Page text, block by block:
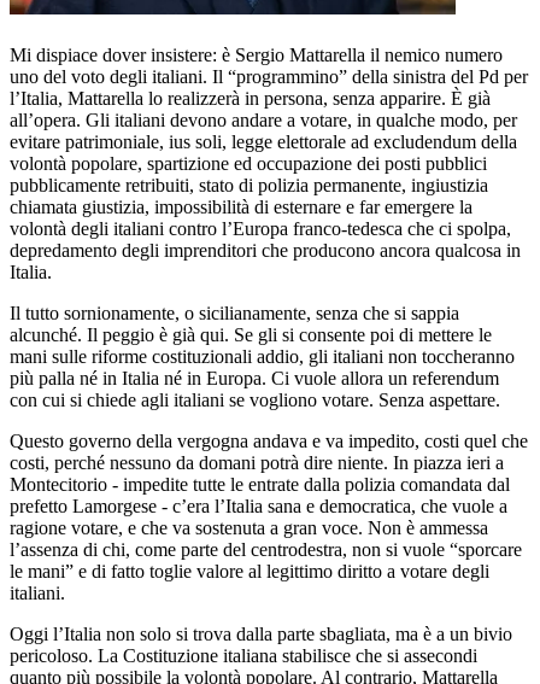
Mi dispiace dover insistere: è Sergio Mattarella il nemico numero
uno del voto degli italiani. Il “programmino” della sinistra del Pd per
l’Italia, Mattarella lo realizzerà in persona, senza apparire. È già
all’opera. Gli italiani devono andare a votare, in qualche modo, per
evitare patrimoniale, ius soli, legge elettorale ad excludendum della
volontà popolare, spartizione ed occupazione dei posti pubblici
pubblicamente retribuiti, stato di polizia permanente, ingiustizia
chiamata giustizia, impossibilità di esternare e far emergere la
volontà degli italiani contro l’Europa franco-tedesca che ci spolpa,
depredamento degli imprenditori che producono ancora qualcosa in
Italia.
Il tutto sornionamente, o sicilianamente, senza che si sappia
alcunché. Il peggio è già qui. Se gli si consente poi di mettere le
mani sulle riforme costituzionali addio, gli italiani non toccheranno
più palla né in Italia né in Europa. Ci vuole allora un referendum
con cui si chiede agli italiani se vogliono votare. Senza aspettare.
Questo governo della vergogna andava e va impedito, costi quel che
costi, perché nessuno da domani potrà dire niente. In piazza ieri a
Montecitorio - impedite tutte le entrate dalla polizia comandata dal
prefetto Lamorgese - c’era l’Italia sana e democratica, che vuole a
ragione votare, e che va sostenuta a gran voce. Non è ammessa
l’assenza di chi, come parte del centrodestra, non si vuole “sporcare
le mani” e di fatto toglie valore al legittimo diritto a votare degli
italiani.
Oggi l’Italia non solo si trova dalla parte sbagliata, ma è a un bivio
pericoloso. La Costituzione italiana stabilisce che si assecondi
quanto più possibile la volontà popolare. Al contrario, Mattarella